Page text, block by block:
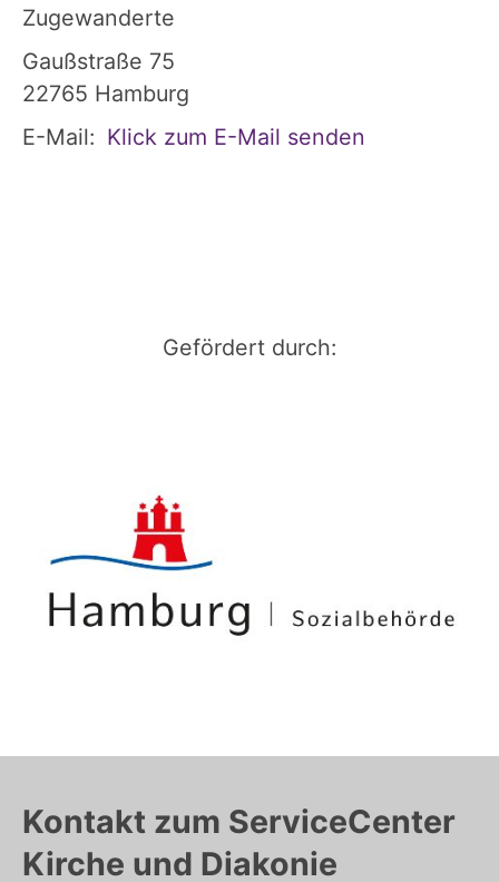
Zugewanderte
Gaußstraße 75
22765 Hamburg
E-Mail: Klick zum E-Mail senden
Gefördert durch:
Kontakt zum ServiceCenter
Kirche und Diakonie